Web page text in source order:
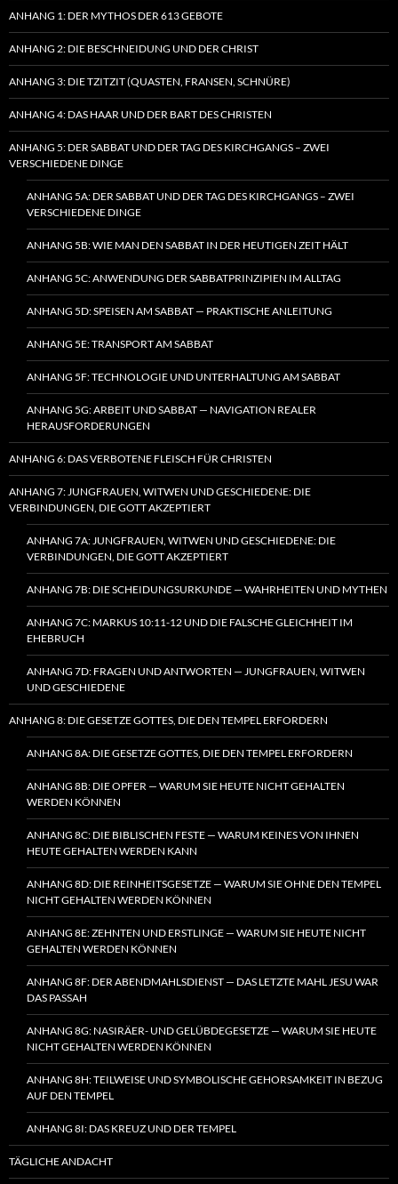
ANHANG 1: DER MYTHOS DER 613 GEBOTE
ANHANG 2: DIE BESCHNEIDUNG UND DER CHRIST
ANHANG 3: DIE TZITZIT (QUASTEN, FRANSEN, SCHNÜRE)
ANHANG 4: DAS HAAR UND DER BART DES CHRISTEN
ANHANG 5: DER SABBAT UND DER TAG DES KIRCHGANGS – ZWEI
VERSCHIEDENE DINGE
ANHANG 5A: DER SABBAT UND DER TAG DES KIRCHGANGS – ZWEI
VERSCHIEDENE DINGE
ANHANG 5B: WIE MAN DEN SABBAT IN DER HEUTIGEN ZEIT HÄLT
ANHANG 5C: ANWENDUNG DER SABBATPRINZIPIEN IM ALLTAG
ANHANG 5D: SPEISEN AM SABBAT — PRAKTISCHE ANLEITUNG
ANHANG 5E: TRANSPORT AM SABBAT
ANHANG 5F: TECHNOLOGIE UND UNTERHALTUNG AM SABBAT
ANHANG 5G: ARBEIT UND SABBAT — NAVIGATION REALER
HERAUSFORDERUNGEN
ANHANG 6: DAS VERBOTENE FLEISCH FÜR CHRISTEN
ANHANG 7: JUNGFRAUEN, WITWEN UND GESCHIEDENE: DIE
VERBINDUNGEN, DIE GOTT AKZEPTIERT
ANHANG 7A: JUNGFRAUEN, WITWEN UND GESCHIEDENE: DIE
VERBINDUNGEN, DIE GOTT AKZEPTIERT
ANHANG 7B: DIE SCHEIDUNGSURKUNDE — WAHRHEITEN UND MYTHEN
ANHANG 7C: MARKUS 10:11-12 UND DIE FALSCHE GLEICHHEIT IM
EHEBRUCH
ANHANG 7D: FRAGEN UND ANTWORTEN — JUNGFRAUEN, WITWEN
UND GESCHIEDENE
ANHANG 8: DIE GESETZE GOTTES, DIE DEN TEMPEL ERFORDERN
ANHANG 8A: DIE GESETZE GOTTES, DIE DEN TEMPEL ERFORDERN
ANHANG 8B: DIE OPFER — WARUM SIE HEUTE NICHT GEHALTEN
WERDEN KÖNNEN
ANHANG 8C: DIE BIBLISCHEN FESTE — WARUM KEINES VON IHNEN
HEUTE GEHALTEN WERDEN KANN
ANHANG 8D: DIE REINHEITSGESETZE — WARUM SIE OHNE DEN TEMPEL
NICHT GEHALTEN WERDEN KÖNNEN
ANHANG 8E: ZEHNTEN UND ERSTLINGE — WARUM SIE HEUTE NICHT
GEHALTEN WERDEN KÖNNEN
ANHANG 8F: DER ABENDMAHLSDIENST — DAS LETZTE MAHL JESU WAR
DAS PASSAH
ANHANG 8G: NASIRÄER- UND GELÜBDEGESETZE — WARUM SIE HEUTE
NICHT GEHALTEN WERDEN KÖNNEN
ANHANG 8H: TEILWEISE UND SYMBOLISCHE GEHORSAMKEIT IN BEZUG
AUF DEN TEMPEL
ANHANG 8I: DAS KREUZ UND DER TEMPEL
TÄGLICHE ANDACHT